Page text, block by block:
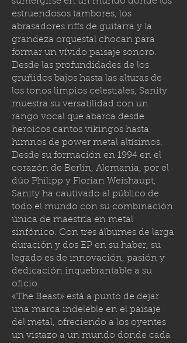
estruendosos tambores, los
abrasadores riffs de guitarra y la
grandeza orquestal chocan para
formar un vívido paisaje sonoro.
Desde las profundidades de los
gruñidos bajos hasta las alturas de
los tonos limpios celestiales, Sanity
muestra su versatilidad con un
rango vocal que abarca desde
heroicos cantos vikingos hasta
himnos de power metal altísimos.
Desde su formación en 1994 en el
corazón de Berlín, Alemania, por el
dúo Philipp y Florian Weishaupt,
Sanity ha cautivado al público de
todo el mundo con su combinación
única de maestría en metal
sinfónico. Con tres álbumes de larga
duración y dos EP en su haber, su
legado es de innovación, pasión y
dedicación inquebrantable a su
oficio.
«The Beast» está a punto de dejar
una marca indeleble en el paisaje
del metal, ofreciendo a los oyentes
un vistazo a un mundo donde cada